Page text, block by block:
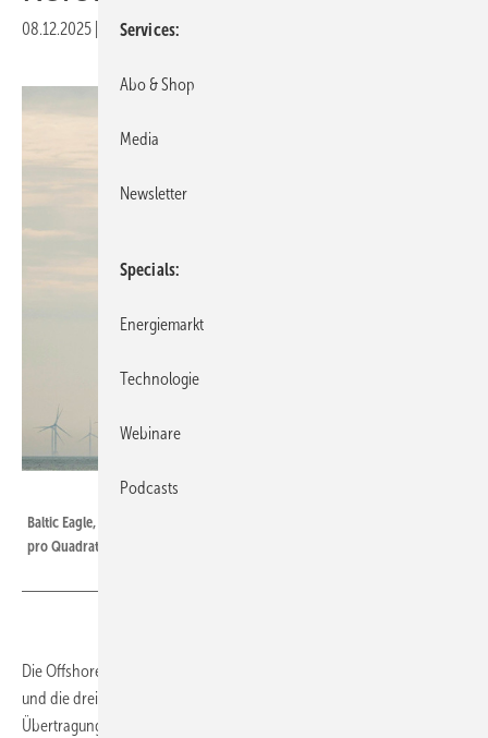
08.12.2025 Veröffentlicht in
Baltic Eagle, im Vollbetrieb seit Juli 2025, erzeugt Strom mit 11,9 Megawatt
pro Quadratkilometer.
Die Offshore-Windkraft-Interessenverbände BDEW, VDMA und BWO
und die drei Offshore-Windparks anbindenden
Übertragungsnetzbetreiber 50 Hertz, Amprion und Tennet haben eine
Services
Abo & Shop
Media
Newsletter
Specials
Energiemarkt
Technologie
Webinare
Podcasts